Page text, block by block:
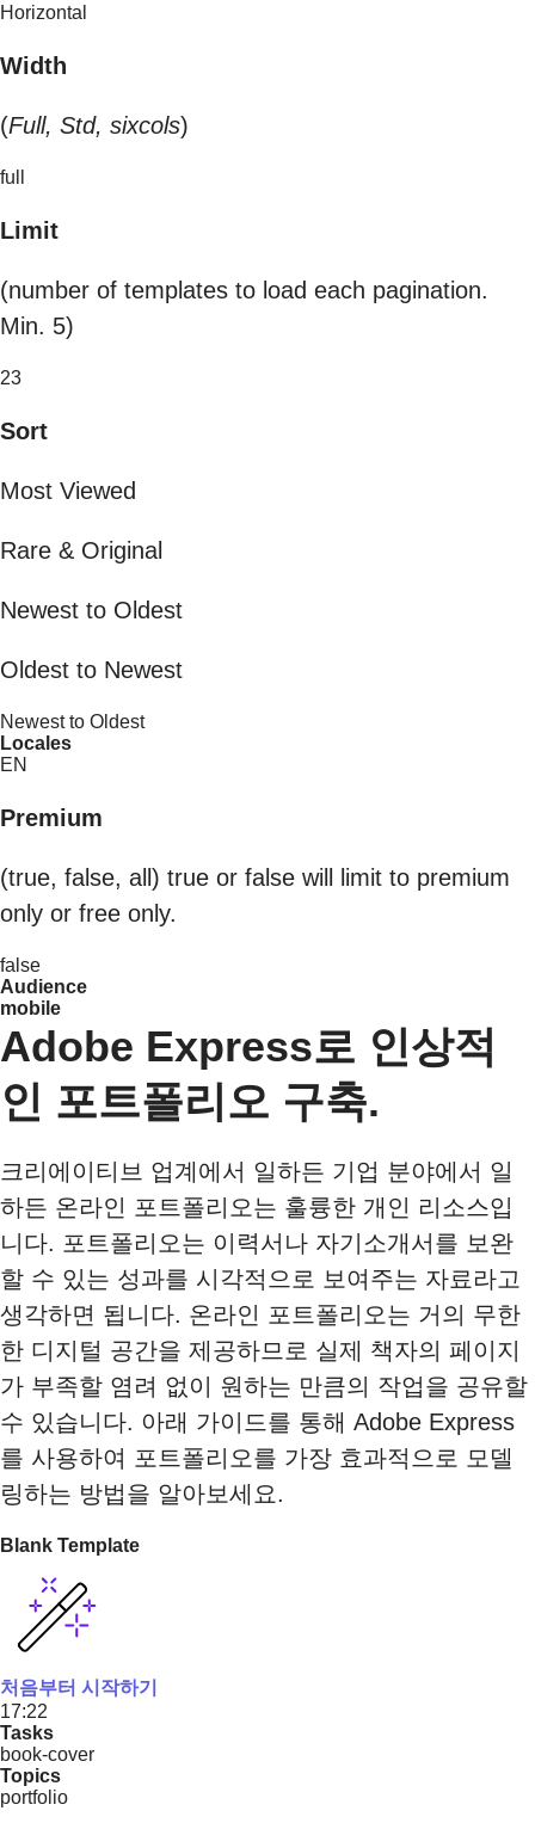
Horizontal
Width
(Full, Std, sixcols)
full
Limit
(number of templates to load each pagination.
Min. 5)
23
Sort
Most Viewed
Rare & Original
Newest to Oldest
Oldest to Newest
Newest to Oldest
Locales
EN
Premium
(true, false, all) true or false will limit to premium
only or free only.
false
Audience
mobile
Adobe Express로 인상적
인 포트폴리오 구축.
크리에이티브 업계에서 일하든 기업 분야에서 일
하든 온라인 포트폴리오는 훌륭한 개인 리소스입
니다. 포트폴리오는 이력서나 자기소개서를 보완
할 수 있는 성과를 시각적으로 보여주는 자료라고
생각하면 됩니다. 온라인 포트폴리오는 거의 무한
한 디지털 공간을 제공하므로 실제 책자의 페이지
가 부족할 염려 없이 원하는 만큼의 작업을 공유할
수 있습니다. 아래 가이드를 통해 Adobe Express
를 사용하여 포트폴리오를 가장 효과적으로 모델
링하는 방법을 알아보세요.
Blank Template
처음부터 시작하기
17:22
Tasks
book-cover
Topics
portfolio